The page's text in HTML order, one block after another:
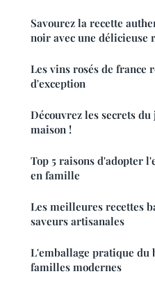
Savourez la recette
noir avec une délicieuse
Les vins rosés de france
d'exception
Découvrez les secrets
maison !
Top 5 raisons d'adopter
en famille
Les meilleures recettes
saveurs artisanales
L'emballage pratique du
familles modernes